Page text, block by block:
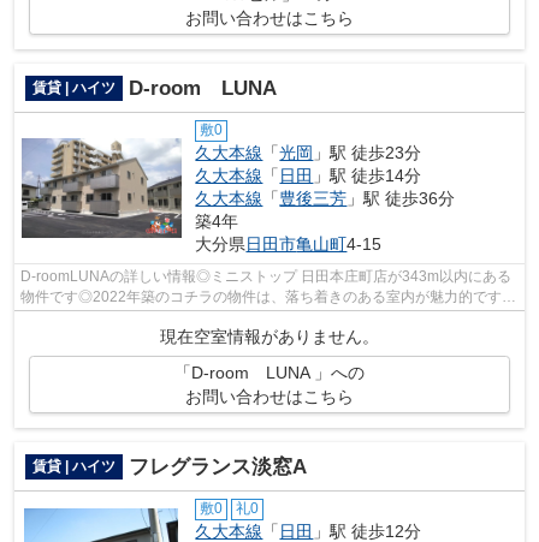
お問い合わせはこちら
賃貸 | ハイツ D-room LUNA
敷0
久大本線 「光岡 」駅 徒歩23分
久大本線 「 日田 」駅 徒歩14分
久大本線 「豊後三芳 」駅 徒歩36分
築4年
大分県日田市亀山町4-15
D-roomLUNAの詳しい情報◎ミニストップ 日田本庄町店が343m以内にある
物件です◎2022年築のコチラの物件は、落ち着きのある室内が魅力的です◎
現在空室情報がありません。
「D-room LUNA 」への
お問い合わせはこちら
賃貸 | ハイツ フレグランス淡窓A
敷0 礼0
久大本線 「 日田 」駅 徒歩12分